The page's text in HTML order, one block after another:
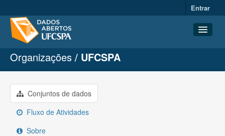
Entrar
Conjuntos de dados
Organizações
Grupos
Sobre
Organizações UFCSPA
Conjuntos de dados
Fluxo de Atividades
Sobre